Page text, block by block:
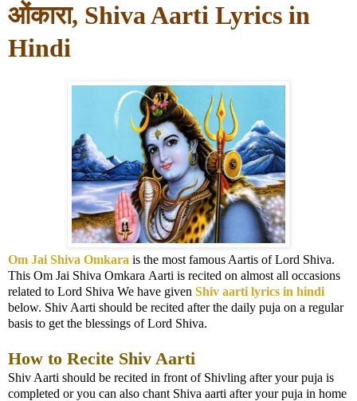
ओंकारा, Shiva Aarti Lyrics in
Hindi
Om Jai Shiva Omkara is the most famous Aartis of Lord Shiva.
This Om Jai Shiva Omkara Aarti is recited on almost all occasions
related to Lord Shiva We have given Shiv aarti lyrics in hindi
below. Shiv Aarti should be recited after the daily puja on a regular
basis to get the blessings of Lord Shiva.
How to Recite Shiv Aarti
Shiv Aarti should be recited in front of Shivling after your puja is
completed or you can also chant Shiva aarti after your puja in home